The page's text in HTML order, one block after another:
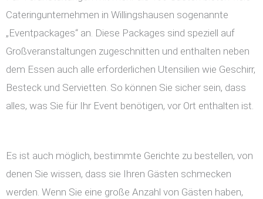
Cateringunternehmen in Willingshausen sogenannte
„Eventpackages“ an. Diese Packages sind speziell auf
Großveranstaltungen zugeschnitten und enthalten neben
dem Essen auch alle erforderlichen Utensilien wie Geschirr,
Besteck und Servietten. So können Sie sicher sein, dass
alles, was Sie für Ihr Event benötigen, vor Ort enthalten ist.
Es ist auch möglich, bestimmte Gerichte zu bestellen, von
denen Sie wissen, dass sie Ihren Gästen schmecken
werden. Wenn Sie eine große Anzahl von Gästen haben,